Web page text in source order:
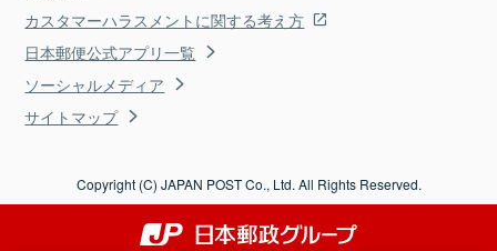
カスタマーハラスメントに関する考え方
日本郵便公式アプリ一覧
ソーシャルメディア
サイトマップ
Copyright (C) JAPAN POST Co., Ltd. All Rights Reserved.